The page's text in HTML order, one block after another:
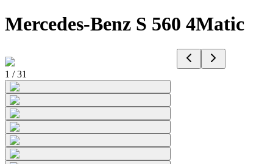
Mercedes-Benz S 560 4Matic
1 /31